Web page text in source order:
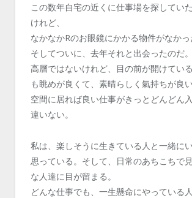
この数年自宅の近くに仕事場を探してい
けれど、
なかなかRのお眼鏡にかかる物件がなかっ
そしてついに、去年それと出会ったのだ。
高層ではないけれど、目の前が開けてい
も眺めが良くて、素晴らしく氣持ちが良
空間に居れば良い仕事がきっとどんどん
違いない。
私は、楽しそうに生きている人と一緒に
思っている。そして、日常のあちこちで
な人達に目が留まる。
どんな仕事でも、一生懸命にやっている